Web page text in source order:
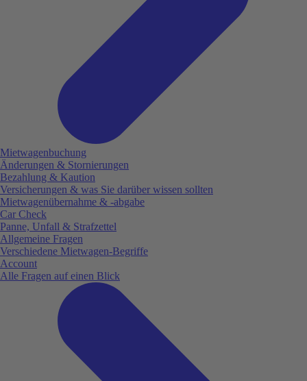
Mietwagenbuchung
Änderungen & Stornierungen
Bezahlung & Kaution
Versicherungen & was Sie darüber wissen sollten
Mietwagenübernahme & -abgabe
Car Check
Panne, Unfall & Strafzettel
Allgemeine Fragen
Verschiedene Mietwagen-Begriffe
Account
Alle Fragen auf einen Blick